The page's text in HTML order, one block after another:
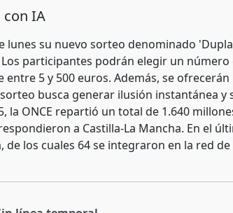
con IA
lunes su nuevo sorteo denominado
Los participantes podrán elegir un
5 y 500 euros. Además, se
busca generar ilusión instantánea
la ONCE repartió un total de 1.640
a Castilla-La Mancha. En el
de los cuales 64 se integraron en la red